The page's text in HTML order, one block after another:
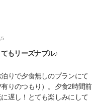
5
もリーズナブル♪
りで夕食無しのプランにて
りのつもり）。夕食2時間前
遅し！とても楽しみにして